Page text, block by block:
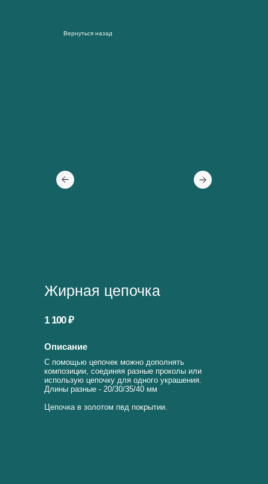
Вернуться назад
Жирная цепочка
Описание
С помощью цепочек можно дополнять
композиции, соединяя разные проколы или
использую цепочку для одного украшения.
Длины разные - 20/30/35/40 мм
Цепочка в золотом пвд покрытии.
1 100 ₽